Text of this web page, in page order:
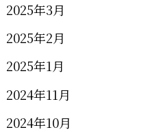
2025年3月
2025年2月
2025年1月
2024年11月
2024年10月